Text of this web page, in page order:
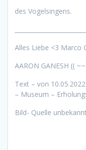
des Vogelsingens.
Alles Liebe <3 Marco
AARON GANESH ((
Text – von
– Museum –
Bild- Quelle